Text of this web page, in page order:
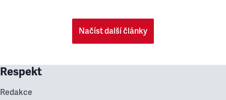
Načíst další články
Respekt
Redakce